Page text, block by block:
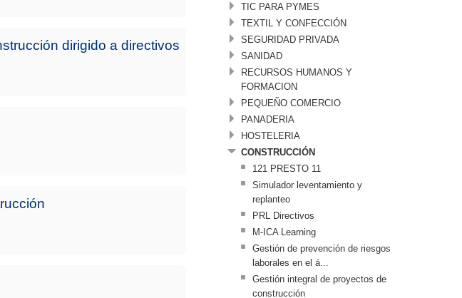
dirigido a directivos
TIC PARA PYMES
TEXTIL Y CONFECCIÓN
SEGURIDAD PRIVADA
SANIDAD
RECURSOS HUMANOS Y
FORMACION
PEQUEÑO COMERCIO
PANADERIA
HOSTELERIA
CONSTRUCCIÓN
121 PRESTO 11
Simulador leventamiento y
replanteo
PRL Directivos
M-ICA Learning
Gestión de prevención de riesgos
laborales en el á...
Gestión integral de proyectos de
construcción